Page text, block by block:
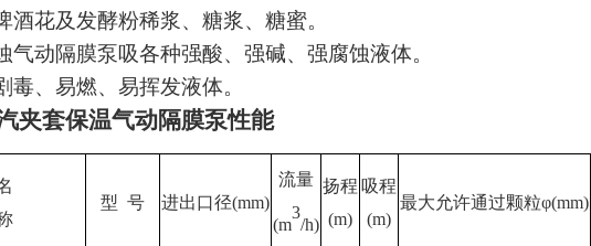
酒花及发酵粉稀浆、糖浆、糖蜜。
气动隔膜泵吸各种强酸、强碱、强腐蚀液体。
毒、易燃、易挥发液体。
夹套保温气动隔膜泵性能
型 号 进出口径(mm)
流量
(m
3
/h)
扬程
(m)
吸程
(m)
最大允许通过颗粒φ(mm)